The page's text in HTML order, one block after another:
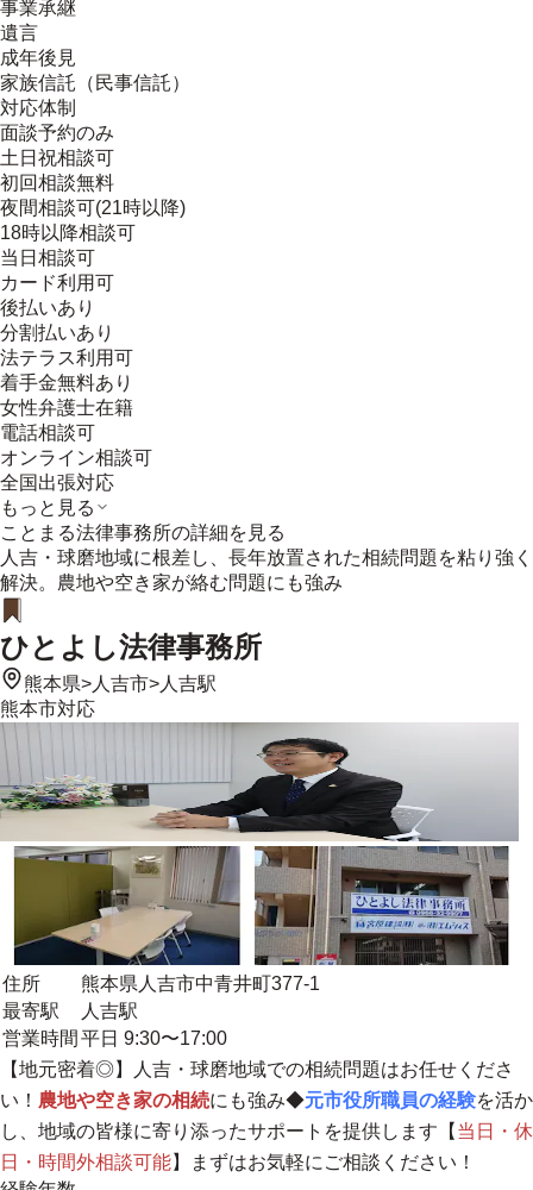
事業承継
遺言
成年後見
家族信託（民事信託）
対応体制
面談予約のみ
土日祝相談可
初回相談無料
夜間相談可(21時以降)
18時以降相談可
当日相談可
カード利用可
後払いあり
分割払いあり
法テラス利用可
着手金無料あり
女性弁護士在籍
電話相談可
オンライン相談可
全国出張対応
もっと見る
ことまる法律事務所の詳細を見る
人吉・球磨地域に根差し、長年放置された相続問題を粘り強く
解決。農地や空き家が絡む問題にも強み
ひとよし法律事務所
熊本県>人吉市>人吉駅
熊本市対応
住所
熊本県人吉市中青井町377-1
最寄駅
人吉駅
営業時間 平日 9:30〜17:00
【地元密着◎】
人吉・球磨地域での相続問題はお任せくださ
い！ 農地や空き家の相続にも強み◆元市役所職員の経験を活か
し、地域の皆様に寄り添ったサポートを提供します【 当日・休
日・時間外相談可能】まずはお気軽にご相談ください！